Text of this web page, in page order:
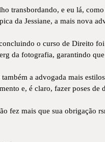
transbordando, e eu lá,
da Jessiane, a mais nova
o curso de Direito
da fotografia, garantindo
também a advogada mais
e, é claro, fazer poses de
fez mais que sua obrigação